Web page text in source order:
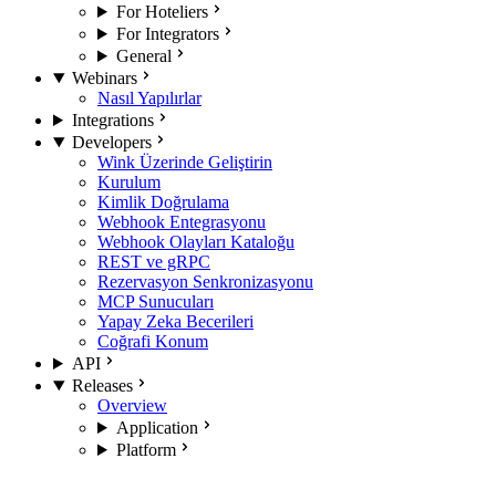
For Hoteliers
For Integrators
General
Webinars
Nasıl Yapılırlar
Integrations
Developers
Wink Üzerinde Geliştirin
Kurulum
Kimlik Doğrulama
Webhook Entegrasyonu
Webhook Olayları Kataloğu
REST ve gRPC
Rezervasyon Senkronizasyonu
MCP Sunucuları
Yapay Zeka Becerileri
Coğrafi Konum
API
Releases
Overview
Application
Platform